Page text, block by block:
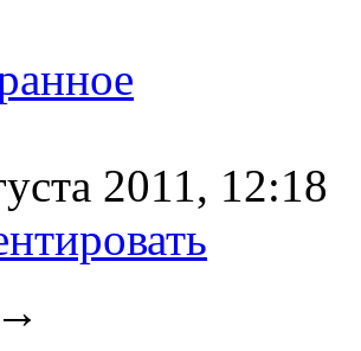
2011, 12:18
→